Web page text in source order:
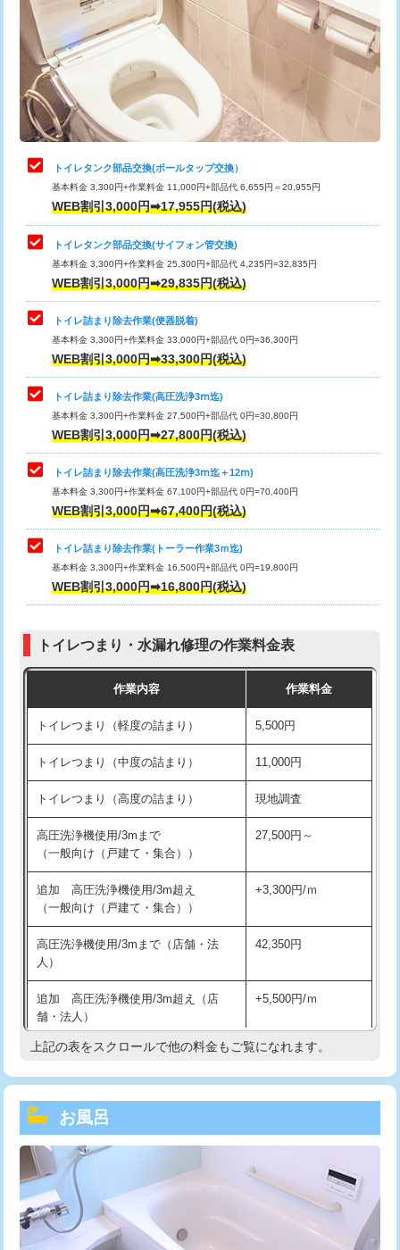
トイレタンク部品交換(ボールタップ交換）
基本料金 3,300円+作業料金 11,000円+部品代 6,655円＝20,955円
WEB割引3,000円➡17,955円(税込)
トイレタンク部品交換(サイフォン管交換)
基本料金 3,300円+作業料金 25,300円+部品代 4,235円=32,835円
WEB割引3,000円➡29,835円(税込)
トイレ詰まり除去作業(便器脱着)
基本料金 3,300円+作業料金 33,000円+部品代 0円=36,300円
WEB割引3,000円➡33,300円(税込)
トイレ詰まり除去作業(高圧洗浄3ⅿ迄)
基本料金 3,300円+作業料金 27,500円+部品代 0円=30,800円
WEB割引3,000円➡27,800円(税込)
トイレ詰まり除去作業(高圧洗浄3ⅿ迄＋12ⅿ)
基本料金 3,300円+作業料金 67,100円+部品代 0円=70,400円
WEB割引3,000円➡67,400円(税込)
トイレ詰まり除去作業(トーラー作業3ｍ迄)
基本料金 3,300円+作業料金 16,500円+部品代 0円=19,800円
WEB割引3,000円➡16,800円(税込)
トイレつまり・水漏れ修理の作業料金表
作業内容 作業料金
トイレつまり（軽度の詰まり） 5,500円
トイレつまり（中度の詰まり） 11,000円
トイレつまり（高度の詰まり） 現地調査
高圧洗浄機使用/3mまで
（一般向け（戸建て・集合））
27,500円～
追加 高圧洗浄機使用/3m超え
（一般向け（戸建て・集合））
+3,300円/ｍ
高圧洗浄機使用/3mまで（店舗・法
人）
42,350円
追加 高圧洗浄機使用/3m超え（店
舗・法人）
+5,500円/ｍ
高度高圧洗浄換 現地調査
トーラー機使用/3mまで
追加トーラー機使用/3m超え
カメラ調査 33,000円
桝清掃 8,800円
上記の表をスクロールで他の料金もご覧になれます。
お風呂